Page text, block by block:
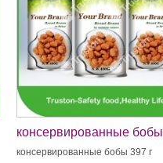
консервированные бобы
397 г
консервированные бобы 397 г